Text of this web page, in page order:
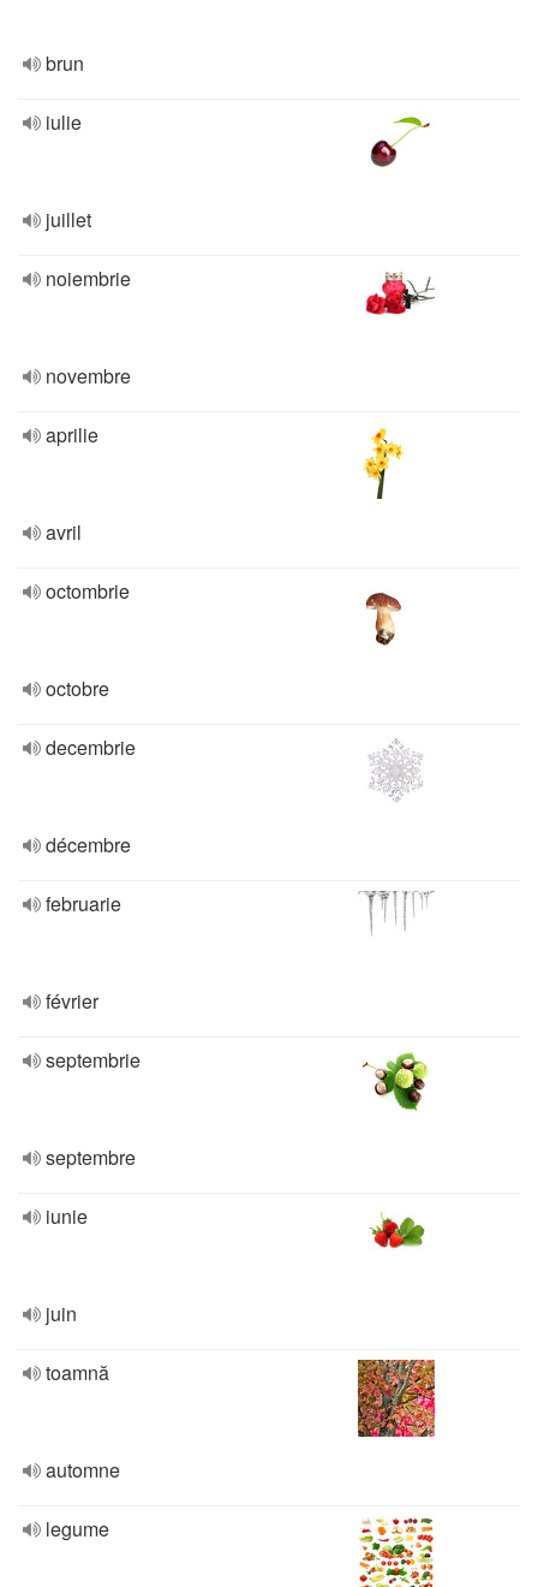
brun
iulie
juillet
noiembrie
novembre
aprilie
avril
octombrie
octobre
decembrie
décembre
februarie
février
septembrie
septembre
iunie
juin
toamnă
automne
legume